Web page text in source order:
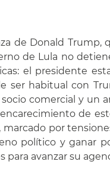
de Donald
de Lula no
el presidente
ser habitual con
comercial y un
de
por
político y ganar
avanzar su